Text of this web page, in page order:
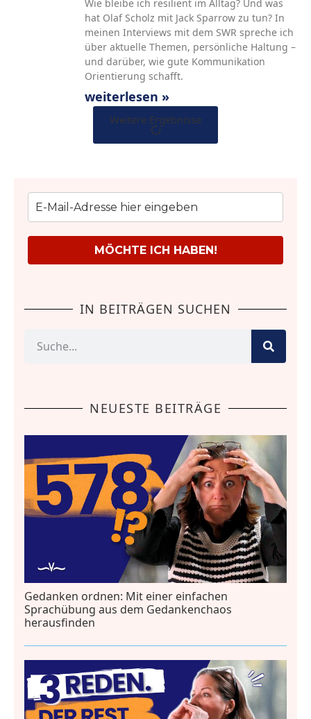
Wie bleibe ich resilient im Alltag? Und was
hat Olaf Scholz mit Jack Sparrow zu tun? In
meinen Interviews mit dem SWR spreche ich
über aktuelle Themen, persönliche Haltung –
und darüber, wie gute Kommunikation
Orientierung schafft.
weiterlesen »
Weitere Ergebnisse
MÖCHTE ICH HABEN!
IN BEITRÄGEN SUCHEN
NEUESTE BEITRÄGE
Gedanken ordnen: Mit einer einfachen
Sprachübung aus dem Gedankenchaos
herausfinden